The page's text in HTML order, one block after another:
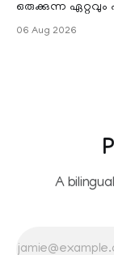
ഒരുക്കുന്ന ഏറ്റവും
ഐഎംഡിബി
06 Aug 2026
A